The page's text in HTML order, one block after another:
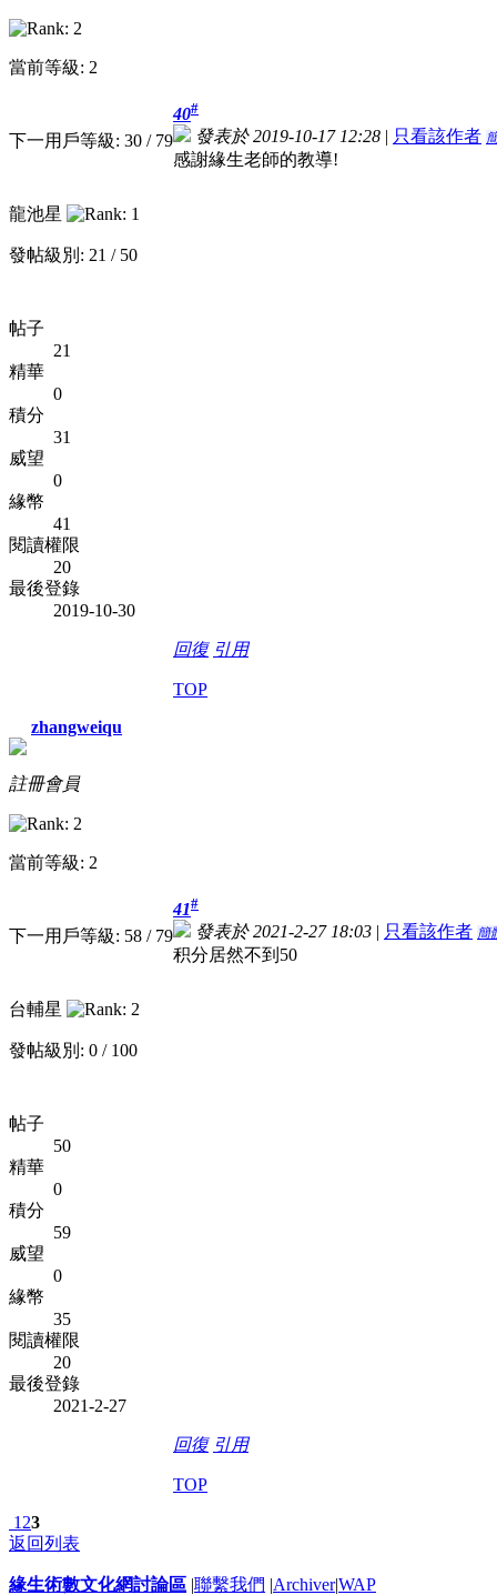
當前等級: 2
下一用戶等級: 30 / 79
龍池星
發帖級別: 21 / 50
帖子
21
精華
0
積分
31
威望
0
緣幣
41
閱讀權限
20
最後登錄
2019-10-30
40#
發表於 2019-10-17 12:28 | 只看該作者
感謝緣生老師的教導!
回復 引用
TOP
zhangweiqu
註冊會員
當前等級: 2
下一用戶等級: 58 / 79
台輔星
發帖級別: 0 / 100
帖子
50
精華
0
積分
59
威望
0
緣幣
35
閱讀權限
20
最後登錄
2021-2-27
41#
發表於 2021-2-27 18:03 | 只看該作者 簡
积分居然不到50
回復 引用
TOP
1 23
返回列表
緣生術數文化網討論區 |聯繫我們 |Archiver|WAP